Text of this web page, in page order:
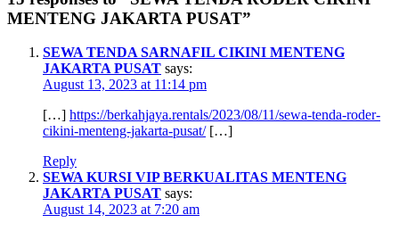
MENTENG JAKARTA PUSAT”
SEWA TENDA SARNAFIL CIKINI MENTENG
JAKARTA PUSAT says:
August 13, 2023 at 11:14 pm
[…] https://berkahjaya.rentals/2023/08/11/sewa-tenda-roder-
cikini-menteng-jakarta-pusat/[…]
Reply
SEWA KURSI VIP BERKUALITAS MENTENG
JAKARTA PUSAT says:
August 14, 2023 at 7:20 am